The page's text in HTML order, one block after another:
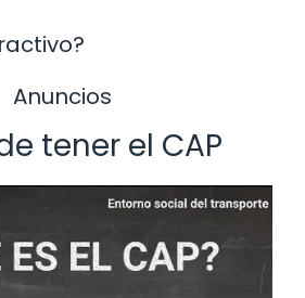
Anuncios
tener el CAP